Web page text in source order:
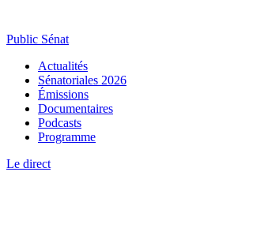
Public Sénat
Actualités
Sénatoriales 2026
Émissions
Documentaires
Podcasts
Programme
Le direct